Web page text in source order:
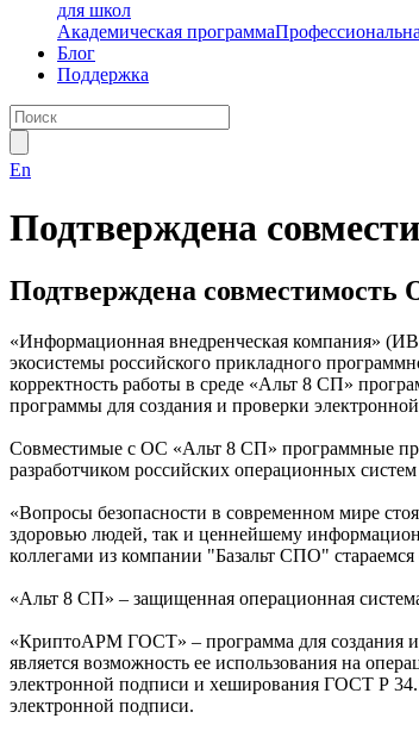
для школ
Академическая программа
Блог
Поддержка
En
Подтверждена
Подтверждена
«Информационная внедренческая компания»
экосистемы российского прикладного
корректность работы в среде «Альт 8 СП»
программы для создания и проверки
Совместимые с ОС «Альт 8 СП» программные
разработчиком российских операционных
«Вопросы безопасности в современном мире
здоровью людей, так и ценнейшему
коллегами из компании "Базальт СПО"
«Альт 8 СП» – защищенная операционная
«КриптоАРМ ГОСТ» – программа для создания
является возможность ее использования на
электронной подписи и хеширования ГОСТ Р
электронной подпиcи.